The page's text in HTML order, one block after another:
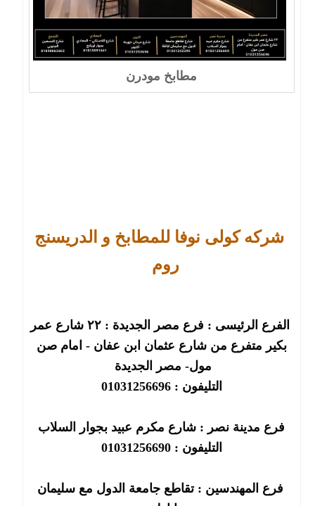
مطابخ مودرن
شركه كولى نوفا للمطابخ و الدريسنج
روم
الفرع الرئيسى : فرع مصر الجديدة : ٢٢ شارع عمر
بكير متفرع من شارع عثمان ابن عفان - امام صن
مول- مصر الجديدة
التليفون : 01031256696
فرع مدينة نصر : شارع مكرم عبيد بجوار السلاب
التليفون : 01031256690
فرع المهندسين : تقاطع جامعة الدول مع سليمان